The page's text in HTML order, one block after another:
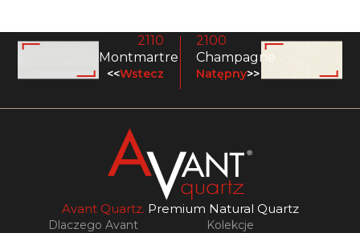
2110
Montmartre
<<Wstecz
2100
Champagne
Natępny>>
Avant Quartz. Premium Natural Quartz
Dlaczego Avant
Kolekcje